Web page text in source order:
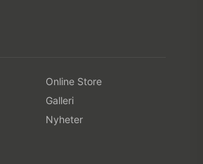
Online Store
Galleri
Nyheter